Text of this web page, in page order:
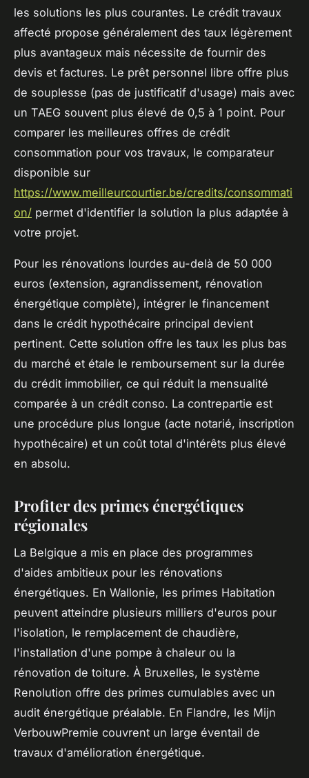
les solutions les plus courantes. Le crédit travaux
affecté propose généralement des taux légèrement
plus avantageux mais nécessite de fournir des
devis et factures. Le prêt personnel libre offre plus
de souplesse (pas de justificatif d'usage) mais avec
un TAEG souvent plus élevé de 0,5 à 1 point. Pour
comparer les meilleures offres de crédit
consommation pour vos travaux, le comparateur
disponible sur
https://www.meilleurcourtier.be/credits/consommati
on/ permet d'identifier la solution la plus adaptée à
votre projet.
Pour les rénovations lourdes au-delà de 50 000
euros (extension, agrandissement, rénovation
énergétique complète), intégrer le financement
dans le crédit hypothécaire principal devient
pertinent. Cette solution offre les taux les plus bas
du marché et étale le remboursement sur la durée
du crédit immobilier, ce qui réduit la mensualité
comparée à un crédit conso. La contrepartie est
une procédure plus longue (acte notarié, inscription
hypothécaire) et un coût total d'intérêts plus élevé
en absolu.
Profiter des primes énergétiques
régionales
La Belgique a mis en place des programmes
d'aides ambitieux pour les rénovations
énergétiques. En Wallonie, les primes Habitation
peuvent atteindre plusieurs milliers d'euros pour
l'isolation, le remplacement de chaudière,
l'installation d'une pompe à chaleur ou la
rénovation de toiture. À Bruxelles, le système
Renolution offre des primes cumulables avec un
audit énergétique préalable. En Flandre, les Mijn
VerbouwPremie couvrent un large éventail de
travaux d'amélioration énergétique.